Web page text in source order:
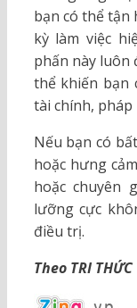
bạn có thể tận
kỳ làm việc
phấn này luôn
thể khiến bạn
tài chính, pháp
Nếu bạn có
hoặc hưng
hoặc chuyên
lưỡng cực
điều trị.
Theo TRI THỨC